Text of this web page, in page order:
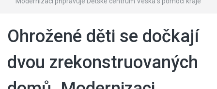
Ohrožené děti se dočkají
dvou zrekonstruovaných